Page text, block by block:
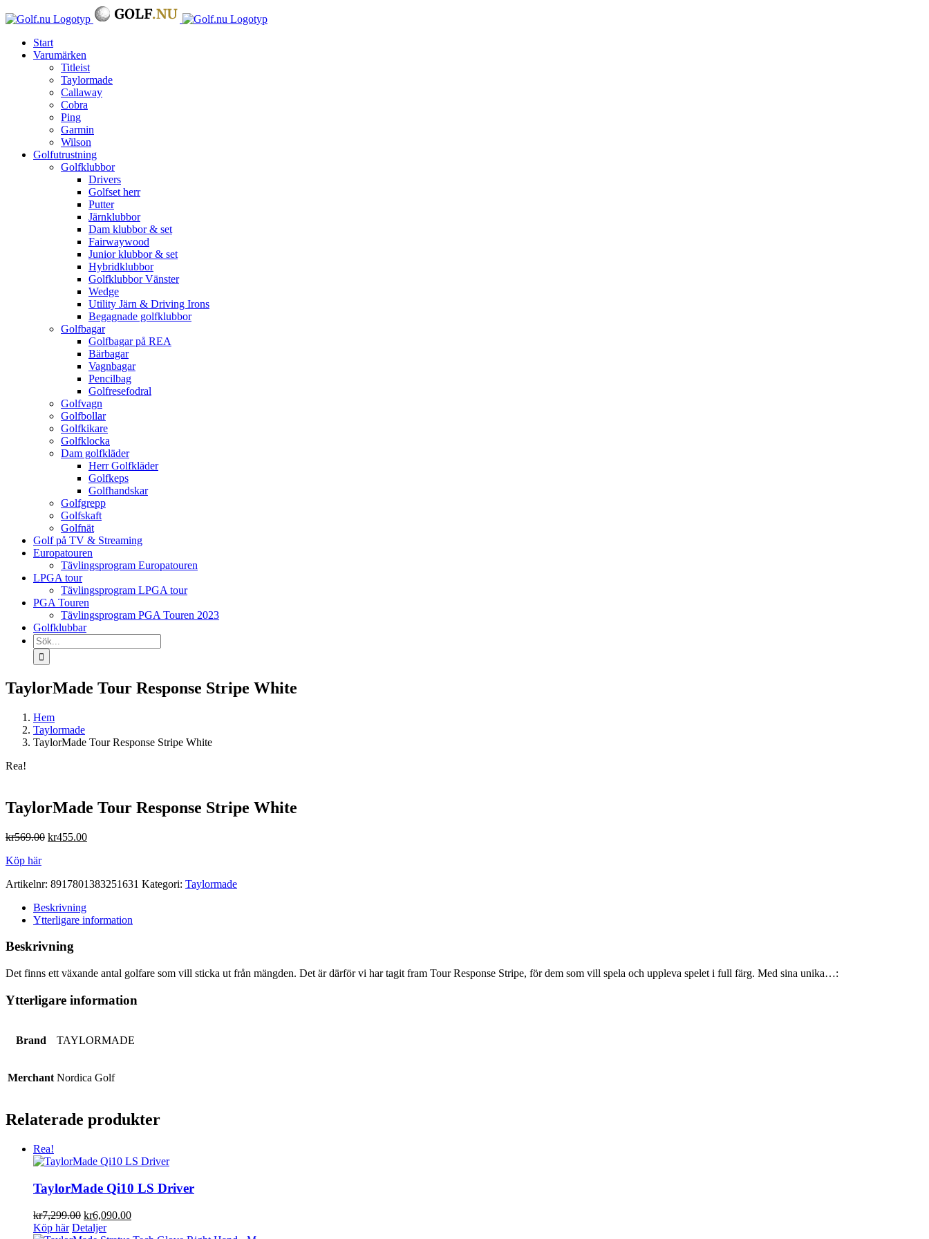
Fortsätt
till
Start
Varumärken
Titleist
Taylormade
Callaway
Cobra
Ping
Garmin
Wilson
Golfutrustning
Golfklubbor
Drivers
Golfset herr
Putter
Järnklubbor
Dam klubbor & set
Fairwaywood
Junior klubbor & set
Hybridklubbor
Golfklubbor Vänster
Wedge
Utility Järn & Driving Irons
Begagnade golfklubbor
Golfbagar
Golfbagar på REA
Bärbagar
Vagnbagar
Pencilbag
Golfresefodral
Golfvagn
Golfbollar
Golfkikare
Golfklocka
Dam golfkläder
Herr Golfkläder
Golfkeps
Golfhandskar
Golfgrepp
Golfskaft
Golfnät
Golf på TV & Streaming
Europatouren
Tävlingsprogram Europatouren
LPGA tour
Tävlingsprogram LPGA tour
PGA Touren
Tävlingsprogram PGA Touren 2023
Golfklubbar
Sök
efter:
TaylorMade Tour Response Stripe White
Hem
Taylormade
TaylorMade Tour Response Stripe White
Rea!
TaylorMade Tour Response Stripe White
kr569.00 Det
kr569.00.
kr455.00Det
kr455.00.
Köp här
Artikelnr: 8917801383251631 Kategori: Taylormade
Beskrivning
Ytterligare information
Beskrivning
Det finns ett växande antal golfare som vill sticka ut från mängden. Det är därför vi har tagit fram Tour Response Stripe, för dem som vill spela och uppleva spelet i full färg. Med sina unika…:
Ytterligare information
Brand TAYLORMADE
Merchant Nordica Golf
Relaterade produkter
Rea!
TaylorMade Qi10 LS Driver
kr7,299.00 Det
ursprungliga
kr6,090.00Det
Köp här Detaljer